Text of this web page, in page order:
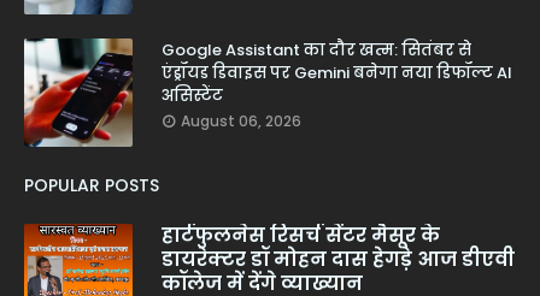
Google Assistant का दौर खत्म: सितंबर से
एंड्रॉयड डिवाइस पर Gemini बनेगा नया डिफॉल्ट AI
असिस्टेंट
August 06, 2026
POPULAR POSTS
हार्टफुलनेस रिसर्च सेंटर मैसूर के
डायरेक्टर डॉ मोहन दास हेगड़े आज डीएवी
कॉलेज में देंगे व्याख्यान